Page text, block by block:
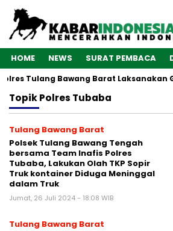
HOME NEWS SURAT PEMBACA
Tulang Bawang Barat Laksanakan
TopikPolres Tubaba
Tulang Bawang Barat
Polsek Tulang Bawang Tengah
bersama Team Inafis Polres
Tubaba, Lakukan Olah TKP Sopir
Truk kontainer Diduga Meninggal
dalam Truk
Jumat, 26 Juli 2024 - 18:08 WIB
Tulang Bawang Barat